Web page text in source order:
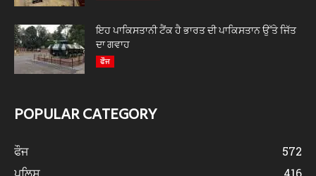
ਇਹ ਪਾਕਿਸਤਾਨੀ ਟੈਂਕ ਹੈ ਭਾਰਤ ਦੀ ਪਾਕਿਸਤਾਨ ਉੱਤੇ ਜਿੱਤ
ਦਾ ਗਵਾਹ
ਫੌਜ
POPULAR CATEGORY
ਫੌਜ
572
ਪੁਲਿਸ
416